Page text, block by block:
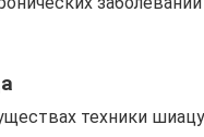
техники